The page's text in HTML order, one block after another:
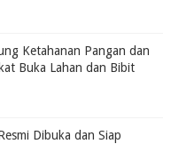
Ketahanan Pangan dan
Buka Lahan dan Bibit
Dibuka dan Siap